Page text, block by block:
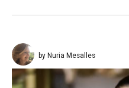
by Nuria Mesalles